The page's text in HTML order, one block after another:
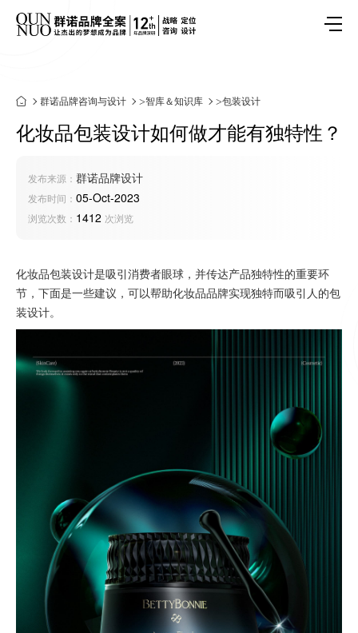
群诺品牌咨询与设计 >智库＆知识库 >包装设计
化妆品包装设计如何做才能有独特性？
发布来源： 群诺品牌设计
发布时间： 05-Oct-2023
浏览次数： 1412 次浏览
化妆品包装设计是吸引消费者眼球，并传达产品独特性的重要环
节，下面是一些建议，可以帮助化妆品品牌实现独特而吸引人的包
装设计。